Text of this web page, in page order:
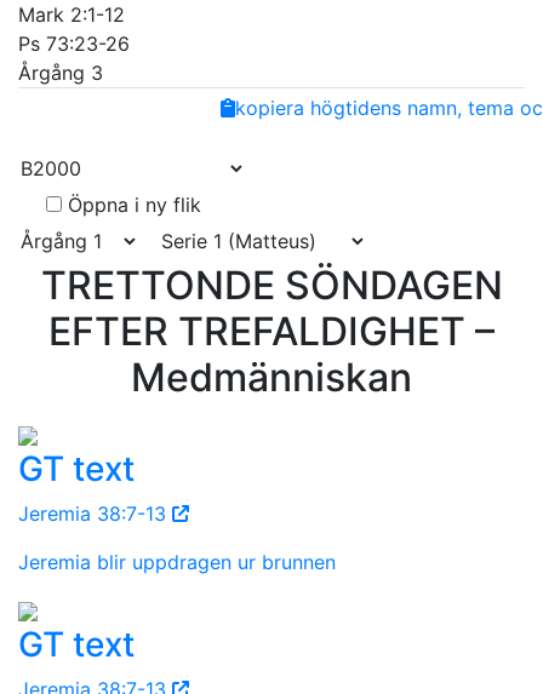
Mark 2:1-12
Ps 73:23-26
Årgång 3
EmailCopy
kopiera högtidens namn, tema
Öppna i ny flik
TRETTONDE SÖNDAGEN
EFTER TREFALDIGHET –
Medmänniskan
GT text
Jeremia 38:7-13
Jeremia blir uppdragen ur brunnen
GT text
Jeremia 38:7-13